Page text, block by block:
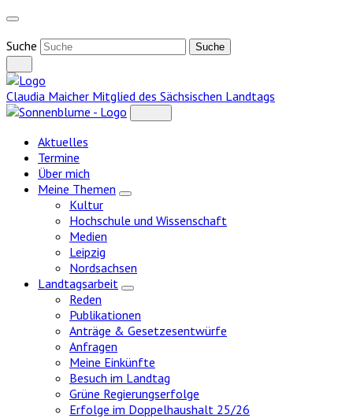
Weiter
Inhalt
Suche
Claudia Maicher Mitglied des Sächsischen Landtags
Aktuelles
Termine
Über mich
Meine Themen
Zeige
Kultur
Hochschule und Wissenschaft
Medien
Leipzig
Nordsachsen
Landtagsarbeit
Zeige
Reden
Publikationen
Anträge & Gesetzesentwürfe
Anfragen
Meine Einkünfte
Besuch im Landtag
Grüne Regierungserfolge
Erfolge im Doppelhaushalt 25/26